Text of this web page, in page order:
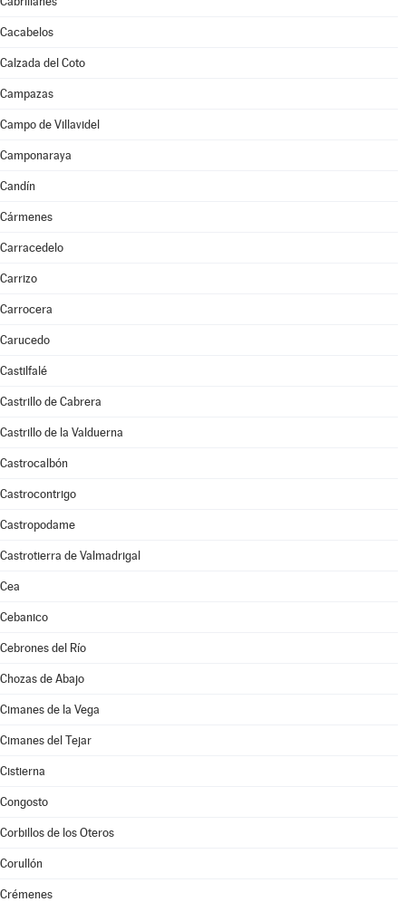
Cacabelos
Calzada del Coto
Campazas
Campo de Villavidel
Camponaraya
Candín
Cármenes
Carracedelo
Carrizo
Carrocera
Carucedo
Castilfalé
Castrillo de Cabrera
Castrillo de la Valduerna
Castrocalbón
Castrocontrigo
Castropodame
Castrotierra de Valmadrigal
Cea
Cebanico
Cebrones del Río
Chozas de Abajo
Cimanes de la Vega
Cimanes del Tejar
Cistierna
Congosto
Corbillos de los Oteros
Corullón
Crémenes